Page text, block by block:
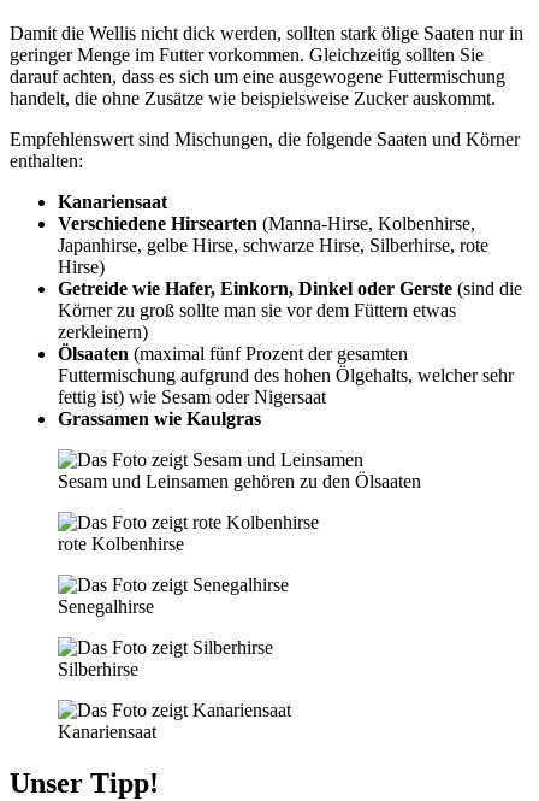
Damit die Wellis nicht dick werden, sollten stark ölige Saaten nur in
geringer Menge im Futter vorkommen. Gleichzeitig sollten Sie
darauf achten, dass es sich um eine ausgewogene Futtermischung
handelt, die ohne Zusätze wie beispielsweise Zucker auskommt.
Empfehlenswert sind Mischungen, die folgende Saaten und Körner
enthalten:
Kanariensaat
Verschiedene Hirsearten (Manna-Hirse, Kolbenhirse,
Japanhirse, gelbe Hirse, schwarze Hirse, Silberhirse, rote
Hirse)
Getreide wie Hafer, Einkorn, Dinkel oder Gerste (sind die
Körner zu groß sollte man sie vor dem Füttern etwas
zerkleinern)
Ölsaaten (maximal fünf Prozent der gesamten
Futtermischung aufgrund des hohen Ölgehalts, welcher sehr
fettig ist) wie Sesam oder Nigersaat
Grassamen wie Kaulgras
Sesam und Leinsamen gehören zu den Ölsaaten
rote Kolbenhirse
Senegalhirse
Silberhirse
Kanariensaat
Unser Tipp!